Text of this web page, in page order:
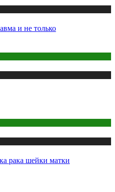
и не только
рака шейки матки